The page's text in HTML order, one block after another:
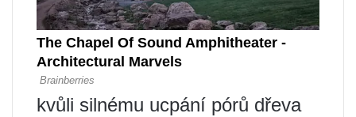
kvůli silnému ucpání pórů dřeva